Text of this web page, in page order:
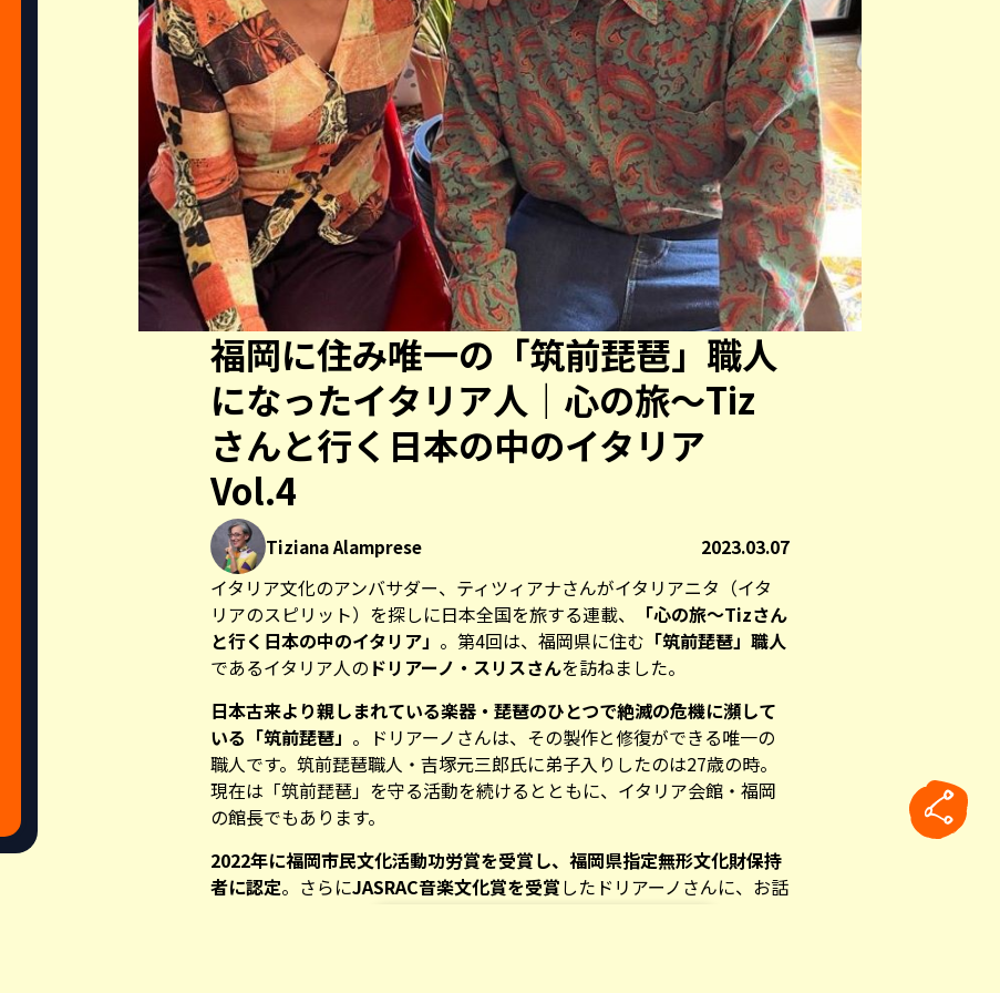
福岡に住み唯一の「筑前琵琶」職人
になったイタリア人｜心の旅～Tiz
さんと行く日本の中のイタリア
Vol.4
Tiziana Alamprese 2023.03.07
イタリア文化のアンバサダー、ティツィアナさんがイタリアニタ（イタ
リアのスピリット）を探しに日本全国を旅する連載、
「心の旅〜Tizさん
と行く日本の中のイタリア」 。第4回は、福岡県に住む 「筑前琵琶」職人
であるイタリア人の ドリアーノ・スリスさんを訪ねました。
日本古来より親しまれている楽器・琵琶のひとつで絶滅の危機に瀕して
いる「筑前琵琶」 。ドリアーノさんは、その製作と修復ができる唯一の
職人です。筑前琵琶職人・吉塚元三郎氏に弟子入りしたのは27歳の時。
現在は「筑前琵琶」を守る活動を続けるとともに、イタリア会館・福岡
の館長でもあります。
2022年に福岡市民文化活動功労賞を受賞し、福岡県指定無形文化財保持
者に認定。さらにJASRAC音楽文化賞を受賞したドリアーノさんに、お話